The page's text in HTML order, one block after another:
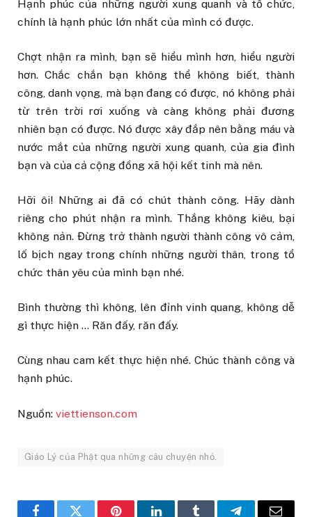
Hạnh phúc của những người xung quanh và tổ chức,
chính là hạnh phúc lớn nhất của mình có được.
Chợt nhận ra mình, bạn sẽ hiểu mình hơn, hiểu người
hơn. Chắc chắn bạn không thể không biết, thành
công, danh vọng, mà bạn đang có được, nó không phải
từ trên trời rơi xuống và càng không phải đương
nhiên bạn có được. Nó được xây đắp nên bằng máu và
nước mắt của những người xung quanh, của gia đình
bạn và của cả cộng đồng xã hội kết tinh mà nên.
Hỡi ôi! Những ai đã có chút thành công. Hãy dành
riêng cho phút nhận ra mình. Thắng không kiêu, bại
không nản. Đừng trở thành người thành công vô cảm,
lố bịch ngay trong chính những người thân, trong tổ
chức thân yêu của mình bạn nhé.
Bình thường thì không, lên đỉnh vinh quang, không dễ
gì thực hiện … Răn đấy, răn đấy.
Cùng nhau cam kết thực hiện nhé. Chúc thành công và
hạnh phúc.
Nguồn: viettienson.com
Giáo Lý của Phật qua những câu chuyện nhỏ.